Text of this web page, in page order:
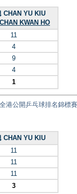
CHAN YU KIU
KWAN HO
11
4
9
4
1
港公開乒乓球排名錦標
CHAN YU KIU
11
11
11
3